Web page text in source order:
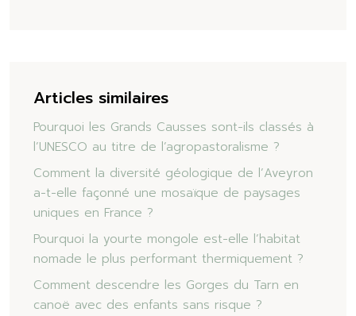
Articles similaires
Pourquoi les Grands Causses sont-ils classés à
l’UNESCO au titre de l’agropastoralisme ?
Comment la diversité géologique de l’Aveyron
a-t-elle façonné une mosaïque de paysages
uniques en France ?
Pourquoi la yourte mongole est-elle l’habitat
nomade le plus performant thermiquement ?
Comment descendre les Gorges du Tarn en
canoë avec des enfants sans risque ?